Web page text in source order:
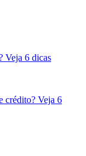
Veja 6 dicas
crédito? Veja 6